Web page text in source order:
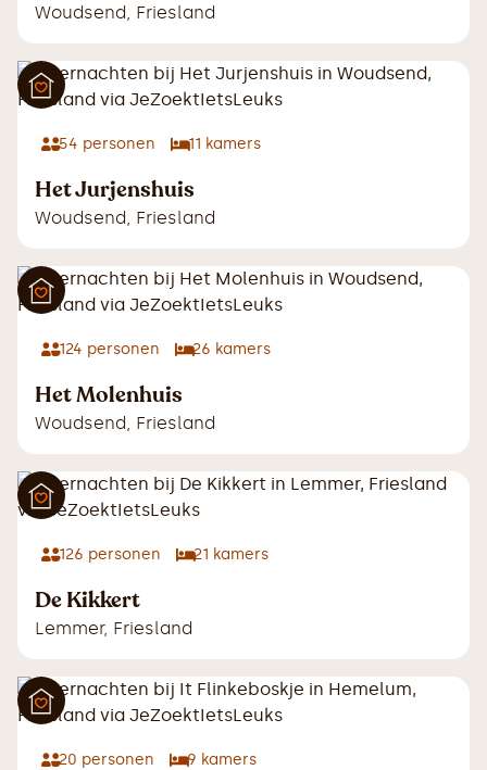
Woudsend, Friesland
54 personen 11 kamers
Het Jurjenshuis
Woudsend, Friesland
124 personen 26 kamers
Het Molenhuis
Woudsend, Friesland
126 personen 21 kamers
De Kikkert
Lemmer, Friesland
20 personen 9 kamers